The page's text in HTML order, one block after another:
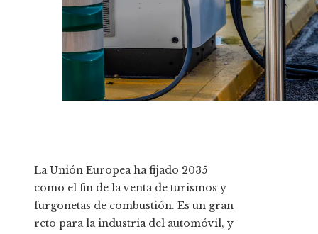
La Unión Europea ha fijado 2035
como el fin de la venta de turismos y
furgonetas de combustión. Es un gran
reto para la industria del automóvil, y